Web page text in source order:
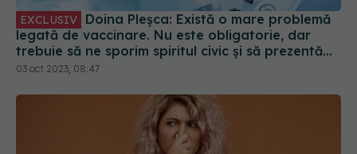
EXCLUSIV
legată de vaccinare. Nu este obligatorie, dar
trebuie să ne sporim spiritul civic și să prezentăm
corect minusurile și plusurile fiecărui vaccin
03 oct 2023, 08:47